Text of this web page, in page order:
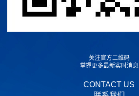
关注官方二维码
掌握更多最新实时消息
CONTACT US